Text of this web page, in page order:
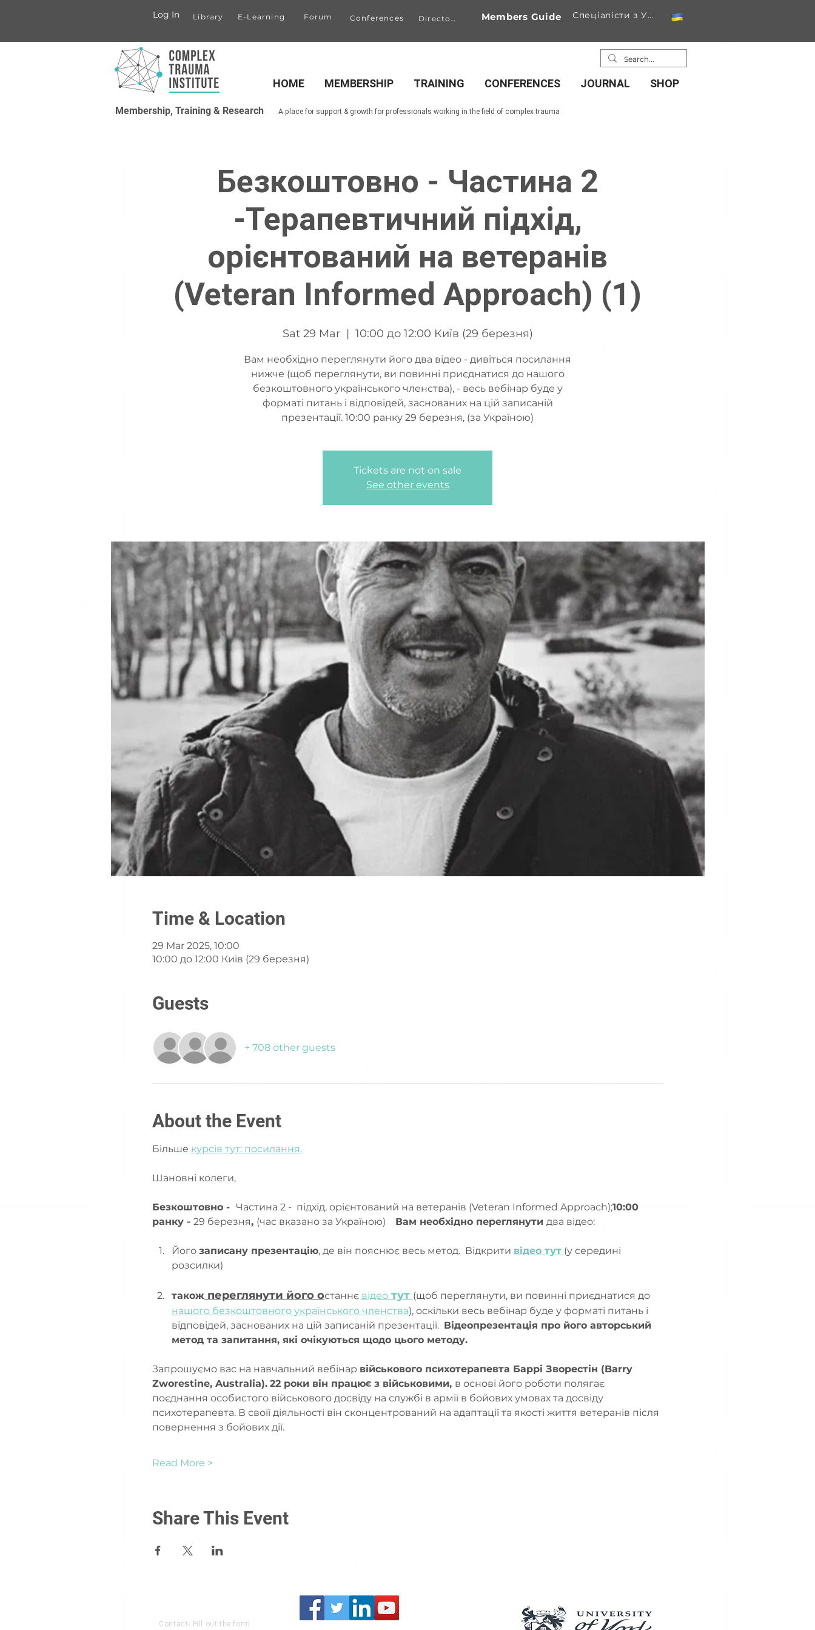
Log In Library E-Learning Forum Conferences Directory Members Guide Спеціалісти з України
HOME MEMBERSHIP TRAINING CONFERENCES JOURNAL SHOP
Membership, Training & Research A place for support & growth for professionals working in the field of complex trauma
Безкоштовно - Частина 2
-Терапевтичний підхід,
орієнтований на ветеранів
(Veteran Informed Approach) (1)
Sat 29 Mar
  |
10:00 до 12:00 Київ (29 березня)
Вам необхідно переглянути його два відео - дивіться посилання
нижче (щоб переглянути, ви повинні приєднатися до нашого
безкоштовного українського членства), - весь вебінар буде у
форматі питань і відповідей, заснованих на цій записаній
презентації. 10:00 ранку 29 березня, (за Україною)
Tickets are not on sale
See other events
Time & Location
29 Mar 2025, 10:00
10:00 до 12:00 Київ (29 березня)
Guests
+ 708 other guests
About the Event
Більше курсів тут: посилання.
Шановні колеги,
Безкоштовно - Частина 2 -  підхід, орієнтований на ветеранів (Veteran Informed Approach);10:00
ранку - 29 березня, (час вказано за Україною) Вам необхідно переглянути два відео:
Його записану презентацію, де він пояснює весь метод.  Відкрити відео тут (у середині
розсилки)
також переглянути його oстаннє відео тут (щоб переглянути, ви повинні приєднатися до
нашого безкоштовного українського членства), оскільки весь вебінар буде у форматі питань і
відповідей, заснованих на цій записаній презентації. Відеопрезентація про його авторський
метод та запитання, які очікуються щодо цього методу.
Запрошуємо вас на навчальний вебінар військового психотерапевта Баррі Зворестін (Barry
Zworestine, Australia). 22 роки він працює з військовими, в основі його роботи полягає
поєднання особистого військового досвіду на службі в армії в бойових умовах та досвіду
психотерапевта. В своії діяльності він сконцентрований на адаптації та якості життя ветеранів після
повернення з бойових дії.
Read More >
Share This Event
Contact- Fill out the form